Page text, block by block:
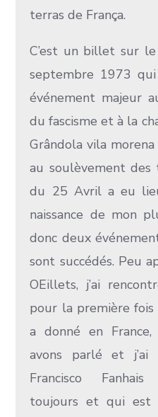
terras de França.
C’est un billet sur
septembre 1973
événement majeur
du fascisme et à la
Grândola vila
au soulèvement des
du 25 Avril a eu
naissance de mon
donc deux
sont succédés. Peu
OEillets, j’ai
pour la première fois
a donné en
avons parlé et
Francisco
toujours et qui est